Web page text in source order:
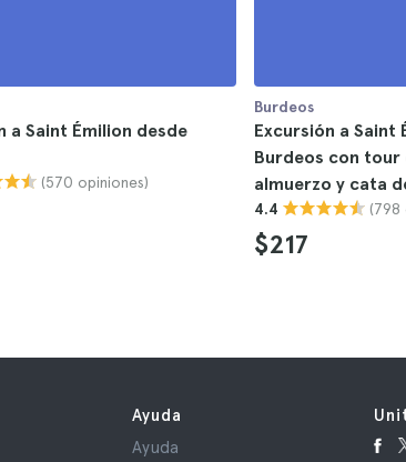
a Saint Émilion desde
(570 opiniones)
Burdeos
Excursión a Saint
Burdeos con
almuerzo y cata
4.4 (798
$217
Ayuda
Ayuda